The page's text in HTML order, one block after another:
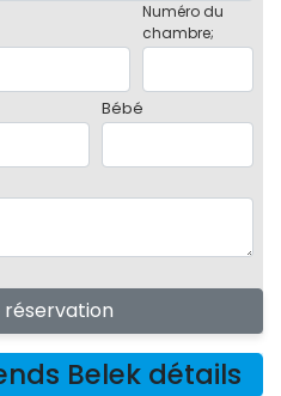
Numéro du
chambre;
Bébé
réservation
Belek détails